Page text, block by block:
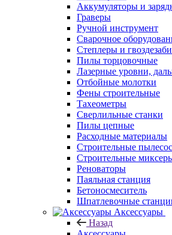
Аккумуляторы и
Граверы
Ручной инструмент
Сварочное
Степлеры и
Пилы торцовочные
Лазерные уровни,
Отбойные молотки
Фены строительные
Тахеометры
Сверлильные станки
Пилы цепные
Расходные материалы
Строительные
Строительные
Реноваторы
Паяльная станция
Бетоносмеситель
Шпатлевочные
Аксессуары
Назад